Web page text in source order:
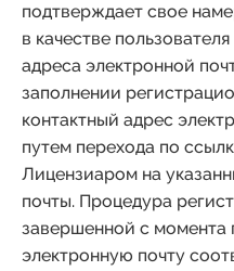
подтверждает свое
в качестве
адреса электронной
заполнении
контактный адрес
путем перехода по
Лицензиаром на
почты. Процедура
завершенной с момента
электронную почту